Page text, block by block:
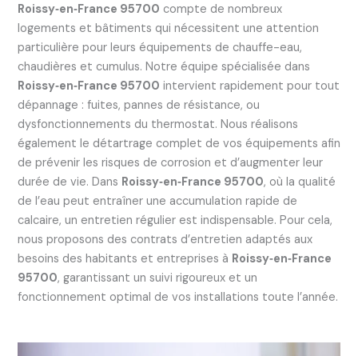
Roissy‑en‑France 95700 compte de nombreux
logements et bâtiments qui nécessitent une attention
particulière pour leurs équipements de chauffe-eau,
chaudières et cumulus. Notre équipe spécialisée dans
Roissy‑en‑France 95700 intervient rapidement pour tout
dépannage : fuites, pannes de résistance, ou
dysfonctionnements du thermostat. Nous réalisons
également le détartrage complet de vos équipements afin
de prévenir les risques de corrosion et d’augmenter leur
durée de vie. Dans Roissy‑en‑France 95700, où la qualité
de l’eau peut entraîner une accumulation rapide de
calcaire, un entretien régulier est indispensable. Pour cela,
nous proposons des contrats d’entretien adaptés aux
besoins des habitants et entreprises à Roissy‑en‑France
95700, garantissant un suivi rigoureux et un
fonctionnement optimal de vos installations toute l’année.